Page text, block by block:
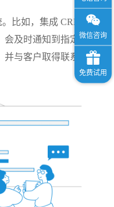
比如，集成 CRM 系
会及时通知到指定的销
并与客户取得联系，服